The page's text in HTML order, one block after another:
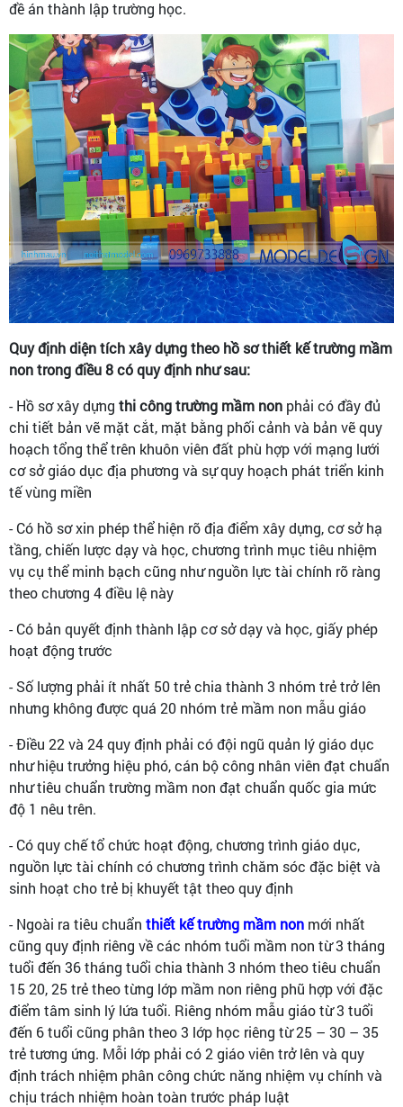
đề án thành lập trường học.
Quy định diện tích xây dựng theo hồ sơ thiết kế trường mầm
non trong điều 8 có quy định như sau:
- Hồ sơ xây dựng thi công trường mầm non phải có đầy đủ
chi tiết bản vẽ mặt cắt, mặt bằng phối cảnh và bản vẽ quy
hoạch tổng thể trên khuôn viên đất phù hợp với mạng lưới
cơ sở giáo dục địa phương và sự quy hoạch phát triển kinh
tế vùng miền
- Có hồ sơ xin phép thể hiện rõ địa điểm xây dựng, cơ sở hạ
tầng, chiến lược dạy và học, chương trình mục tiêu nhiệm
vụ cụ thể minh bạch cũng như nguồn lực tài chính rõ ràng
theo chương 4 điều lệ này
- Có bản quyết định thành lập cơ sở dạy và học, giấy phép
hoạt động trước
- Số lượng phải ít nhất 50 trẻ chia thành 3 nhóm trẻ trở lên
nhưng không được quá 20 nhóm trẻ mầm non mẫu giáo
- Điều 22 và 24 quy định phải có đội ngũ quản lý giáo dục
như hiệu trưởng hiệu phó, cán bộ công nhân viên đạt chuẩn
như tiêu chuẩn trường mầm non đạt chuẩn quốc gia mức
độ 1 nêu trên.
- Có quy chế tổ chức hoạt động, chương trình giáo dục,
nguồn lực tài chính có chương trình chăm sóc đặc biệt và
sinh hoạt cho trẻ bị khuyết tật theo quy định
- Ngoài ra tiêu chuẩn thiết kế trường mầm non mới nhất
cũng quy định riêng về các nhóm tuổi mầm non từ 3 tháng
tuổi đến 36 tháng tuổi chia thành 3 nhóm theo tiêu chuẩn
15 20, 25 trẻ theo từng lớp mầm non riêng phũ hợp với đặc
điểm tâm sinh lý lứa tuổi. Riêng nhóm mẫu giáo từ 3 tuổi
đến 6 tuổi cũng phân theo 3 lớp học riêng từ 25 – 30 – 35
trẻ tương ứng. Mỗi lớp phải có 2 giáo viên trở lên và quy
định trách nhiệm phân công chức năng nhiệm vụ chính và
chịu trách nhiệm hoàn toàn trước pháp luật